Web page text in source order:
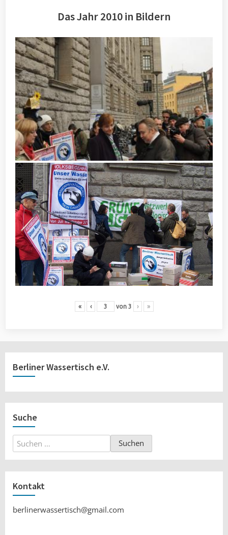
Das Jahr 2010 in Bildern
« ‹ von 3 › »
Berliner Wassertisch e.V.
Suche
Suchen
nach:
Kontakt
berlinerwassertisch@gmail.com